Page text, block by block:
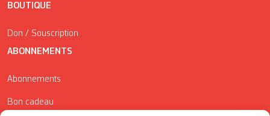
BOUTIQUE
Don / Souscription
ABONNEMENTS
Abonnements
Bon cadeau